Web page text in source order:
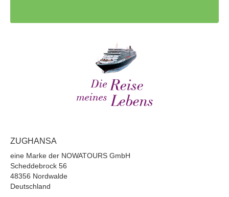
ZUGHANSA
eine Marke der NOWATOURS GmbH
Scheddebrock 56
48356 Nordwalde
Deutschland